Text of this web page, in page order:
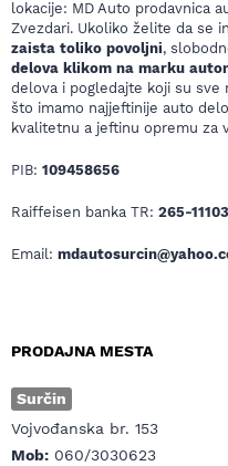
lokacije: MD Auto prodavnica
Zvezdari. Ukoliko želite da se
zaista toliko povoljni,
delova klikom na marku
delova i pogledajte koji su sve
što imamo najjeftinije auto
kvalitetnu a jeftinu opremu za
PIB: 109458656
Raiffeisen banka TR: 265-
Email:
PRODAJNA MESTA
Surčin
Vojvođanska br. 153
Mob: 060/3030623